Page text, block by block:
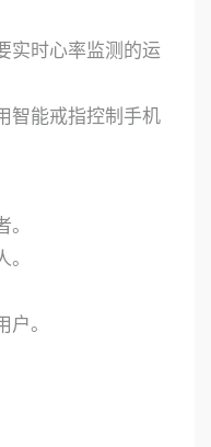
实时心率监测的运
智能戒指控制手机
。